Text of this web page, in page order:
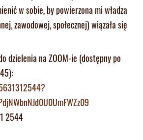
w sobie, by powierzona mi władza
zawodowej, społecznej) wiązała się
dzielenia na ZOOM-ie (dostępny po
2544